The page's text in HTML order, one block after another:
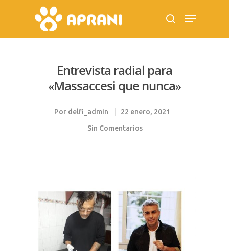
Hit enter to search or ESC to close
Entrevista radial para
«Massaccesi que nunca»
Por delfi_admin
22 enero, 2021
Sin Comentarios